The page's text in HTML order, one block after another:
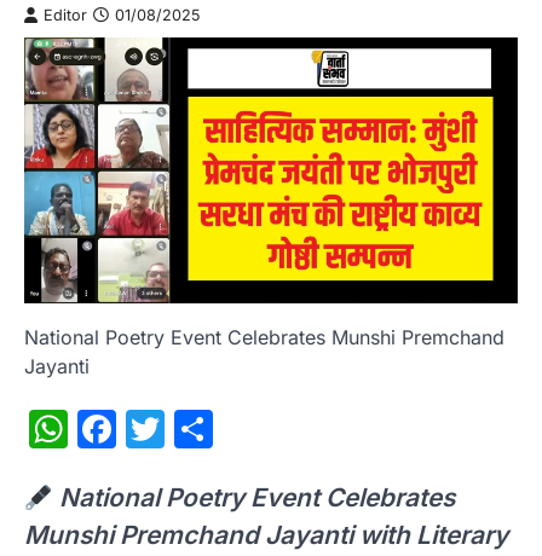
Editor 01/08/2025
National Poetry Event Celebrates Munshi Premchand
Jayanti
WhatsApp
Facebook
Twitter
National Poetry Event Celebrates
Munshi Premchand Jayanti with Literary